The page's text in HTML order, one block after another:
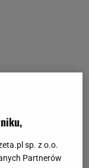
sp. z o.o.
Partnerów